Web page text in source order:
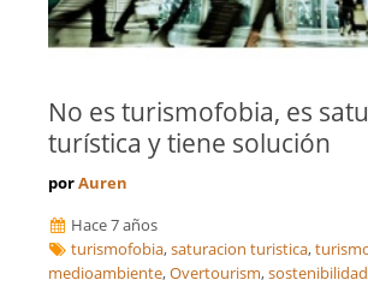
No es turismofobia, es
turística y tiene solución
porAuren
Hace 7 años
turismofobia,saturacion turistica,
medioambiente,Overtourism,sostenibilidad